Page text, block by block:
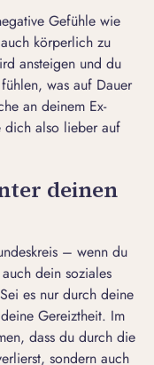
Gefühle wie
körperlich zu
ansteigen und du
was auf Dauer
an deinem Ex-
dich also lieber auf
deinen
– wenn du
dein soziales
es nur durch deine
Gereiztheit. Im
dass du durch die
sondern auch